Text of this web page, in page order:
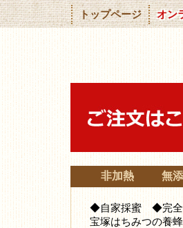
トップページ オン
非加熱 無
◆自家採蜜 ◆完全
宝塚はちみつの養